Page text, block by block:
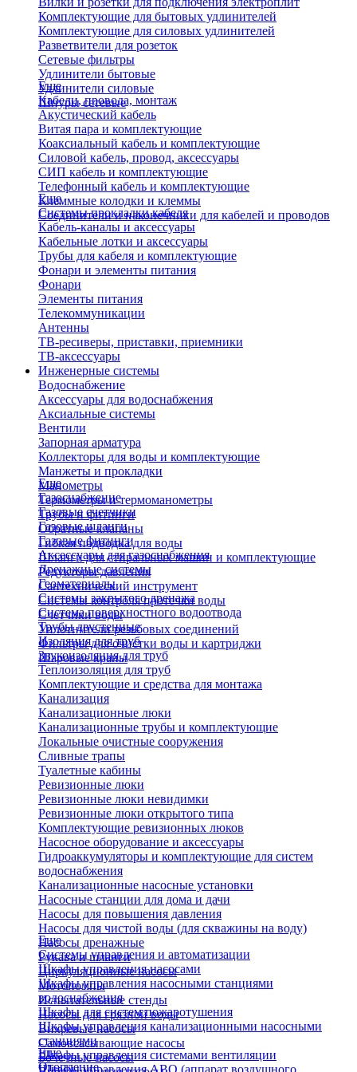
Комплектующие для бытовых удлинителей
Комплектующие для силовых удлинителей
Разветвители для розеток
Сетевые фильтры
Удлинители бытовые
Удлинители силовые
Шнуры сетевые
Еще
Кабели, провода, монтаж
Акустический кабель
Витая пара и комплектующие
Коаксиальный кабель и комплектующие
Силовой кабель, провод, аксессуары
СИП кабель и комплектующие
Телефонный кабель и комплектующие
Клеммные колодки и клеммы
Соединители и наконечники для кабелей и проводов
Еще
Системы прокладки кабеля
Кабель-каналы и аксессуары
Кабельные лотки и аксессуары
Трубы для кабеля и комплектующие
Фонари и элементы питания
Фонари
Элементы питания
Телекоммуникации
Антенны
ТВ-ресиверы, приставки, приемники
ТВ-аксессуары
Инженерные системы
Водоснабжение
Аксессуары для водоснабжения
Аксиальные системы
Вентили
Запорная арматура
Коллекторы для воды и комплектующие
Манжеты и прокладки
Манометры
Термометры и термоманометры
Трубы и фитинги
Обратные клапаны
Гибкая подводка для воды
Шланги для стиральных машин и комплектующие
Редукторы давления
Сантехнический инструмент
Системы контроля протечки воды
Счетчики воды
Уплотнители резьбовых соединений
Фильтры для очистки воды и картриджи
Шаровые краны
Еще
Газоснабжение
Газовые счетчики
Газовые шланги
Газовые фитинги
Аксессуары для газоснабжения
Дренажные системы
Геоматериалы
Системы закрытого дренажа
Система поверхностного водоотвода
Трубы двустенные
Изоляция для труб
Звукоизоляция для труб
Теплоизоляция для труб
Комплектующие и средства для монтажа
Канализация
Канализационные люки
Канализационные трубы и комплектующие
Локальные очистные сооружения
Сливные трапы
Туалетные кабины
Ревизионные люки
Ревизионные люки невидимки
Ревизионные люки открытого типа
Комплектующие ревизионных люков
Насосное оборудование и аксессуары
Гидроаккумуляторы и комплектующие для систем
водоснабжения
Канализационные насосные установки
Насосные станции для дома и дачи
Насосы для повышения давления
Насосы для чистой воды (для скважины на воду)
Насосы дренажные
Рукава и шланги
Циркуляционные насосы
Мотопомпы
Испытательные стенды
Насосы для грязной воды
Вихревые насосы
Самовсасывающие насосы
Бочечные насосы
Еще
Системы управления и автоматизации
Шкафы управления насосами
Шкафы управления насосными станциями
водоснабжения
Шкафы для систем пожаротушения
Шкафы управления канализационными насосными
станциями
Шкафы управления системами вентиляции
Шкафы управления АВО (аппарат воздушного
Еще
Отопление